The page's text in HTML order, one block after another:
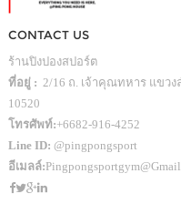
CONTACT US
ร้านปิงปองสปอร์ต
ที่อยู่ : 2/16 ถ. เจ้าคุณทหาร แขว
10520
โทรศัพท์:+6682-916-4252
Line ID: @pingpongsport
อีเมลล์: